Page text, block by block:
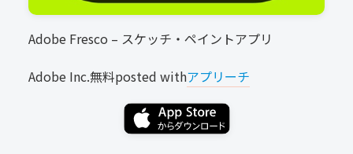
Adobe Fresco – スケッチ・ペイントアプリ
Adobe Inc.無料posted withアプリーチ